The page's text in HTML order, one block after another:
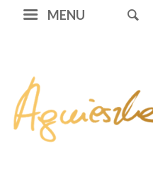
MENU